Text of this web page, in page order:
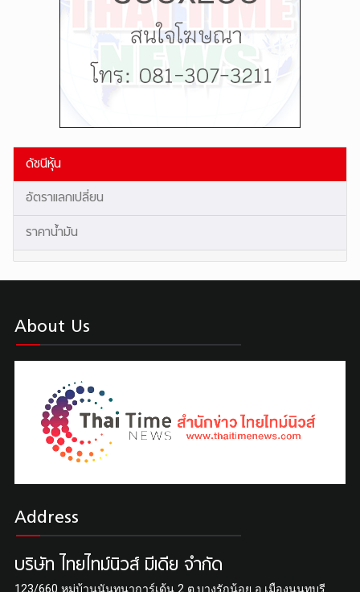
ดัชนีหุ้น
อัตราแลกเปลี่ยน
ราคาน้ำมัน
About Us
Address
บริษัท ไทยไทม์นิวส์ มีเดีย จำกัด
123/660 หมู่บ้านนันทนาการ์เด้น 2 ต.บางรักน้อย อ.เมืองนนทบุรี